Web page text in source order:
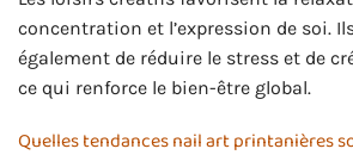
concentration et l’expression de soi.
également de réduire le stress et de
ce qui renforce le bien-être global.
Quelles tendances nail art printanières